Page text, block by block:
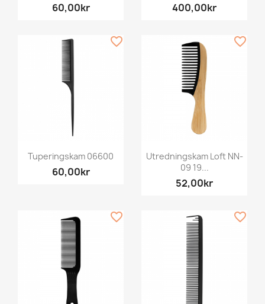
60,00kr 400,00kr
Tuperingskam 06600
60,00kr
favorite_border
Utredningskam Loft NN-
09 19...
52,00kr
favorite_border
favorite_border favorite_border